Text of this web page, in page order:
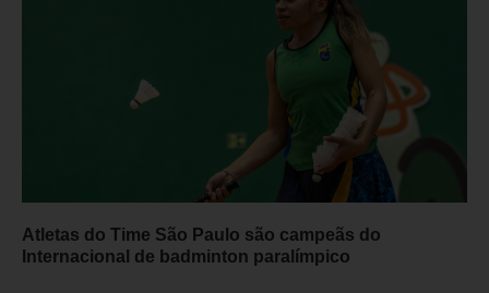
Atletas do Time São Paulo são campeãs do
Internacional de badminton paralímpico